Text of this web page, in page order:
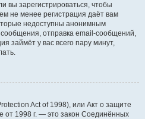
вы зарегистрироваться, чтобы
не менее регистрация даёт вам
недоступны анонимным
отправка email-сообщений,
займёт у вас всего пару минут,
Act of 1998), или Акт о защите
от 1998 г. — это закон Соединённых